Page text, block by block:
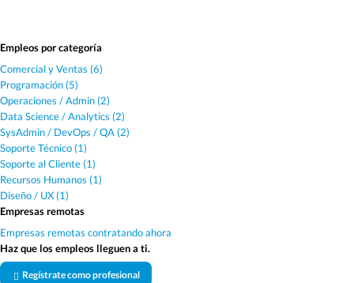
Empleos por categoría
Comercial y Ventas (6)
Programación (5)
Operaciones / Admin (2)
Data Science / Analytics (2)
SysAdmin / DevOps / QA (2)
Soporte Técnico (1)
Soporte al Cliente (1)
Recursos Humanos (1)
Diseño / UX (1)
Empresas remotas
Empresas remotas contratando ahora
Haz que los empleos lleguen a ti.
Regístrate como profesional